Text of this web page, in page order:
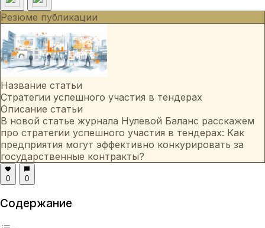
Резюме публикации
Название статьи
Стратегии успешного участия в тендерах
Описание статьи
В новой статье журнала Нулевой Баланс расскажем
про стратегии успешного участия в тендерах: Как
предприятия могут эффективно конкурировать за
государственные контракты?
0 0
Содержание